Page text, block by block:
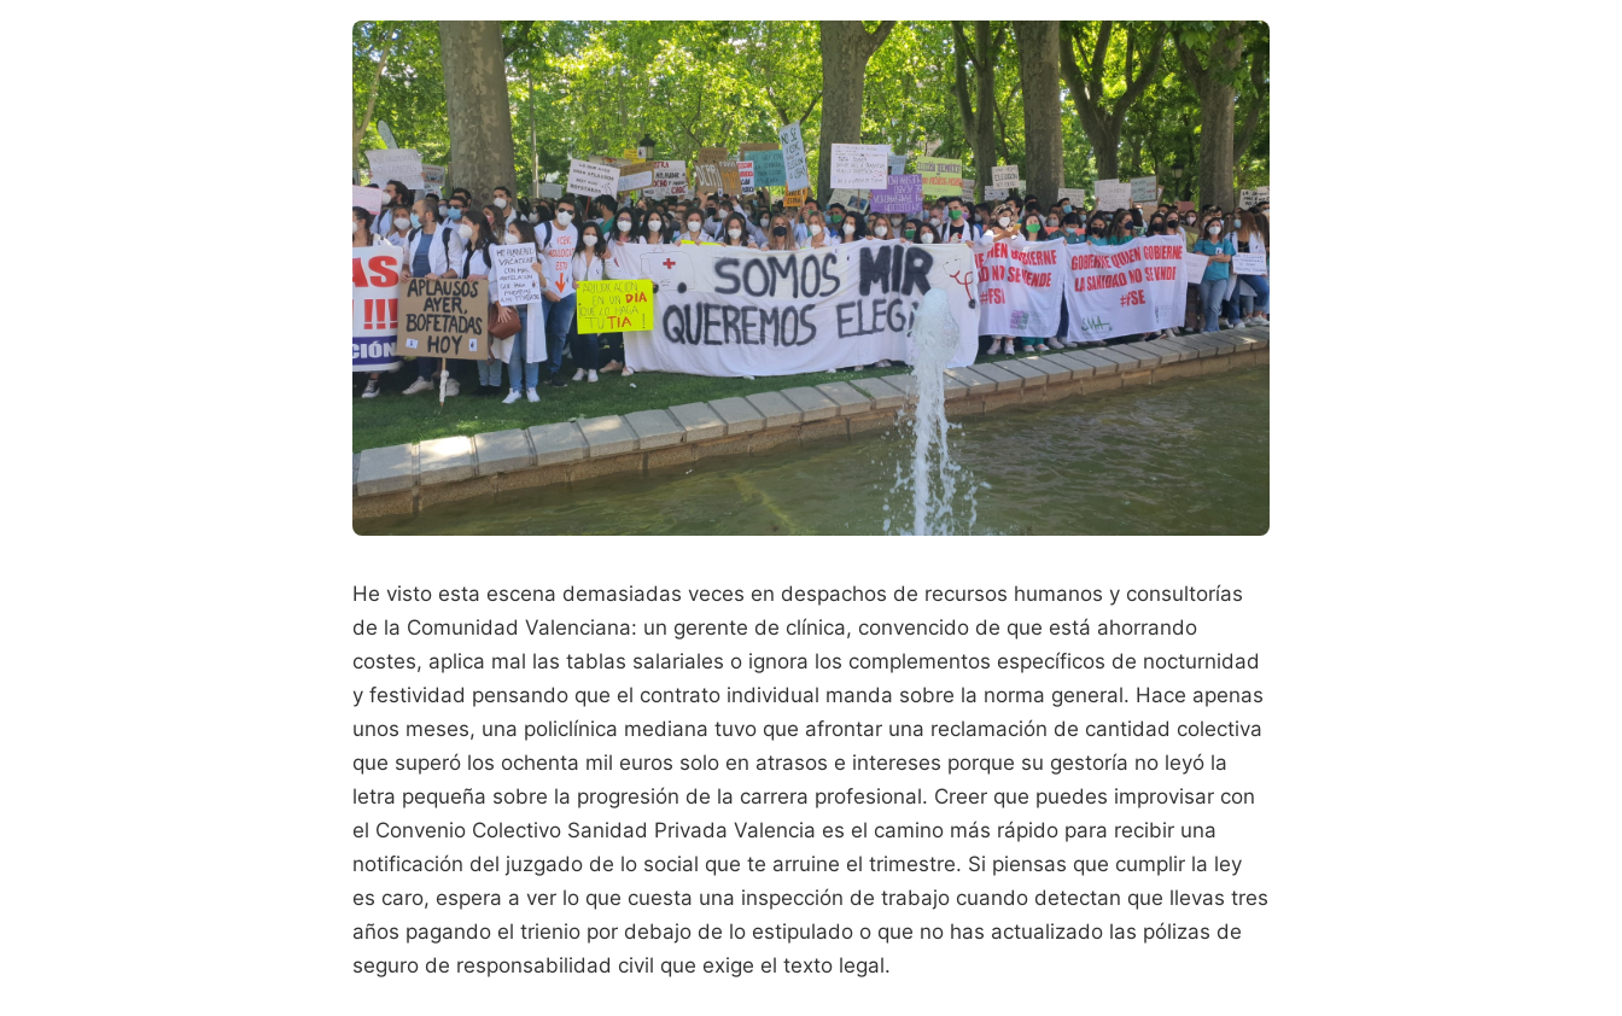
He visto esta escena demasiadas veces en despachos de recursos humanos y consultorías
de la Comunidad Valenciana: un gerente de clínica, convencido de que está ahorrando
costes, aplica mal las tablas salariales o ignora los complementos específicos de nocturnidad
y festividad pensando que el contrato individual manda sobre la norma general. Hace apenas
unos meses, una policlínica mediana tuvo que afrontar una reclamación de cantidad colectiva
que superó los ochenta mil euros solo en atrasos e intereses porque su gestoría no leyó la
letra pequeña sobre la progresión de la carrera profesional. Creer que puedes improvisar con
el Convenio Colectivo Sanidad Privada Valencia es el camino más rápido para recibir una
notificación del juzgado de lo social que te arruine el trimestre. Si piensas que cumplir la ley
es caro, espera a ver lo que cuesta una inspección de trabajo cuando detectan que llevas tres
años pagando el trienio por debajo de lo estipulado o que no has actualizado las pólizas de
seguro de responsabilidad civil que exige el texto legal.